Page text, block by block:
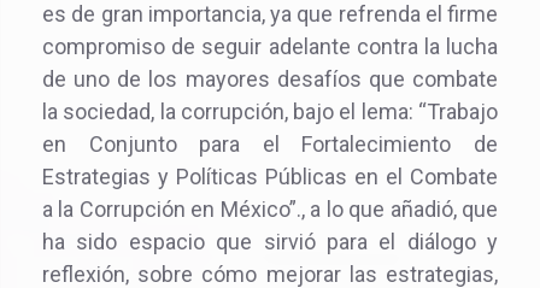
es de gran importancia, ya que refrenda el firme
compromiso de seguir adelante contra la lucha
de uno de los mayores desafíos que combate
la sociedad, la corrupción, bajo el lema: “Trabajo
en Conjunto para el Fortalecimiento de
Estrategias y Políticas Públicas en el Combate
a la Corrupción en México”., a lo que añadió, que
ha sido espacio que sirvió para el diálogo y
reflexión, sobre cómo mejorar las estrategias,